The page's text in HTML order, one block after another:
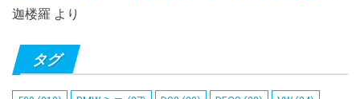
迦楼羅 より
タグ